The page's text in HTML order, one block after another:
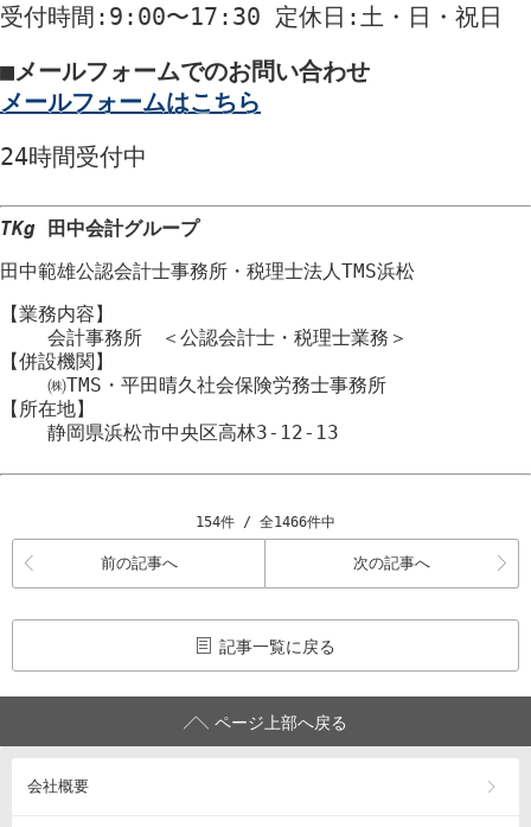
受付時間 :9:00〜17:30 定休日 :土・日・祝日
■メールフォームでのお問い合わせ
メールフォームはこちら
24時間受付中
TKg 田中会計グループ
田中範雄公認会計士事務所 ・ 税理士法人TMS浜松
【業務内容】
会計事務所 ＜公認会計士・税理士業務＞
【併設機関】
㈱TMS・平田晴久社会保険労務士事務所
【所在地】
静岡県浜松市中央区高林3-12-13
154件 / 全1466件中
前の記事へ 次の記事へ
記事一覧に戻る
ページ上部へ戻る
会社概要